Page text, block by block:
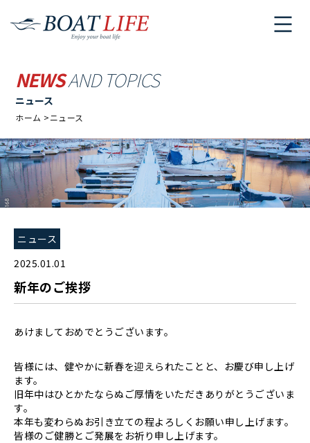
NEWSAND TOPICS
ニュース
ホーム ニュース
ニュース
2025.01.01
新年のご挨拶
あけましておめでとうございます。
皆様には、健やかに新春を迎えられたことと、お慶び申し上げ
ます。
旧年中はひとかたならぬご厚情をいただきありがとうございま
す。
本年も変わらぬお引き立ての程よろしくお願い申し上げます。
皆様のご健勝とご発展をお祈り申し上げます。